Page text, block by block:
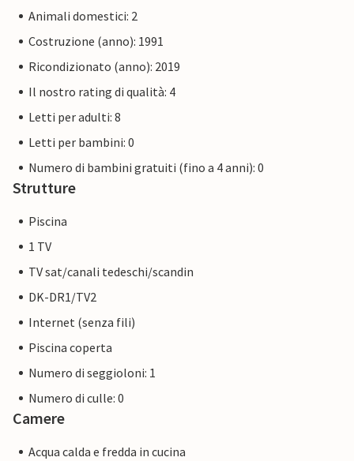
Animali domestici: 2
Costruzione (anno): 1991
Ricondizionato (anno): 2019
Il nostro rating di qualità: 4
Letti per adulti: 8
Letti per bambini: 0
Numero di bambini gratuiti (fino a 4 anni): 0
Strutture
Piscina
1 TV
TV sat/canali tedeschi/scandin
DK-DR1/TV2
Internet (senza fili)
Piscina coperta
Numero di seggioloni: 1
Numero di culle: 0
Camere
Acqua calda e fredda in cucina